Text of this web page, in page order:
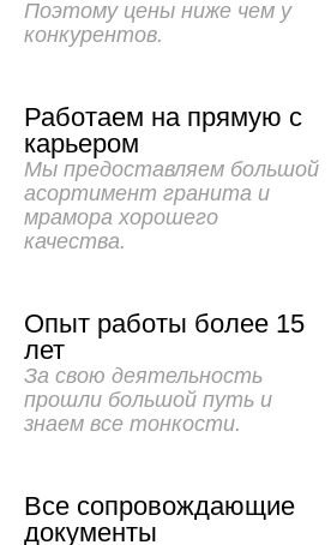
Поэтому цены ниже чем у
конкурентов.
Работаем на прямую с
карьером
Мы предоставляем большой
асортимент гранита и
мрамора хорошего
качества.
Опыт работы более 15
лет
За свою деятельность
прошли большой путь и
знаем все тонкости.
Все сопровождающие
документы